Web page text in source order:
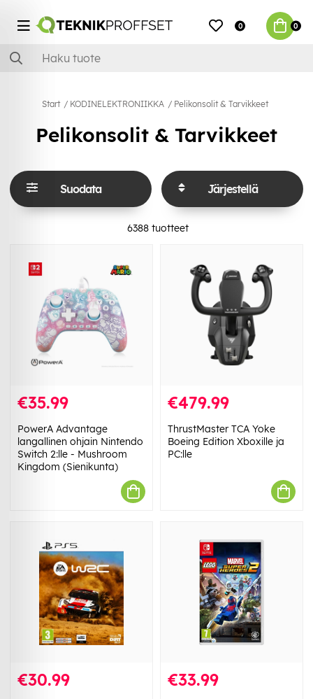
0 0
Start KODINELEKTRONIIKKA Pelikonsolit & Tarvikkeet
Pelikonsolit & Tarvikkeet
Suodata Järjestellä
6388 tuotteet
€35.99
PowerA Advantage
langallinen ohjain Nintendo
Switch 2:lle - Mushroom
Kingdom (Sienikunta)
€479.99
ThrustMaster TCA Yoke
Boeing Edition Xboxille ja
PC:lle
€30.99 €33.99